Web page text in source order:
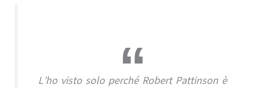
L’ho visto solo perché Robert Pattinson è